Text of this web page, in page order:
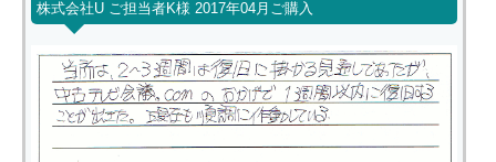
株式会社U ご担当者K様 2017年04月ご購入